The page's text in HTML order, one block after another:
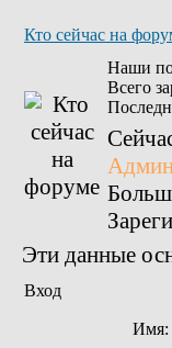
Кто сейчас на
Наши
Всего
Эти данные
Вход
Имя: